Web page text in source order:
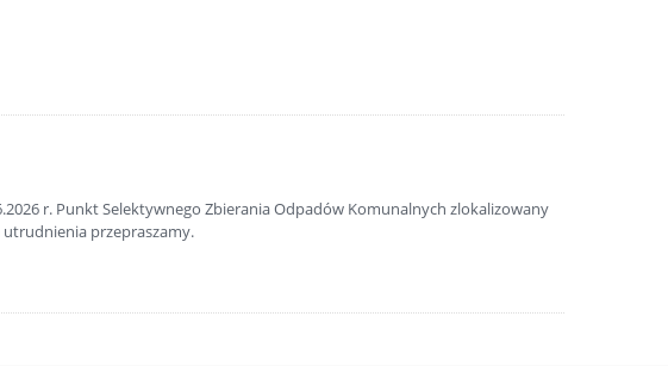
r. Punkt Selektywnego Zbierania Odpadów Komunalnych zlokalizowany
utrudnienia przepraszamy.